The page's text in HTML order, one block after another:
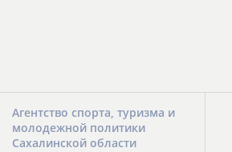
Агентство спорта, туризма и
молодежной политики
Сахалинской области